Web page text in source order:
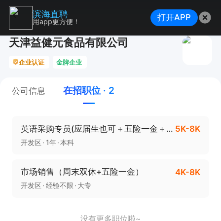
天津益健元食品有限公司
企业认证 金牌企业
公司信息 在招职位 · 2
英语采购专员(应届生也可＋五险一金＋周末双休） 5K-8K
开发区 1年 本科
市场销售（周末双休+五险一金） 4K-8K
开发区 经验不限 大专
没有更多职位啦~
滨海直聘
用app更方便！ 打开APP